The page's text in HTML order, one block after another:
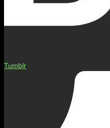
Tumblr